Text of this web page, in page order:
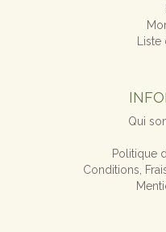
Liste
Qui
Politique
Conditions,